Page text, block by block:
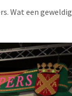
Wat een geweldig